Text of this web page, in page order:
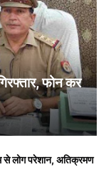
फोन कर
से लोग परेशान, अतिक्रमण